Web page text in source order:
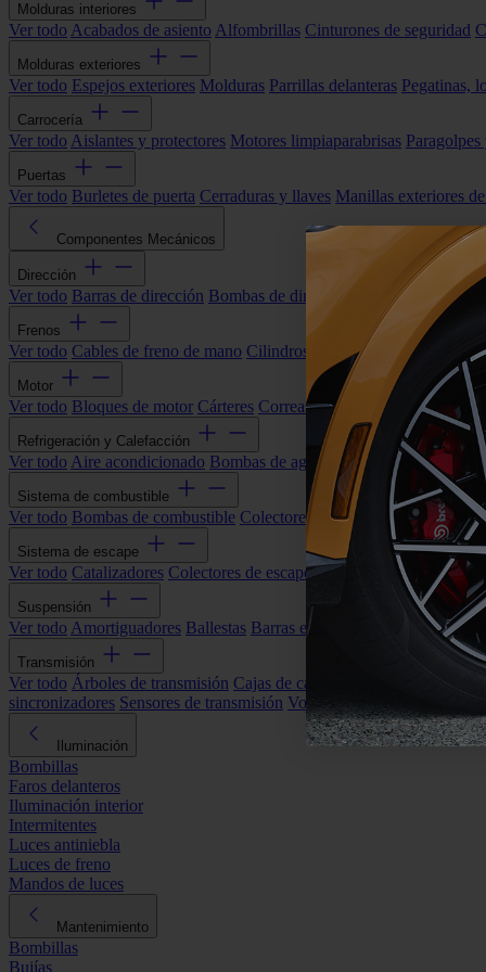
Molduras interiores
Ver todo Acabados de asiento Alfombrillas Cinturones de seguridad
Molduras exteriores
Ver todo Espejos exteriores Molduras Parrillas delanteras Pegatinas,
Carrocería
Ver todo Aislantes y protectores Motores limpiaparabrisas
Puertas
Ver todo Burletes de puerta Cerraduras y llaves Manillas exteriores
Componentes Mecánicos
Dirección
Ver todo Barras de dirección Bombas de dirección asistida
Frenos
Ver todo Cables de freno de mano Cilindros de freno Componentes
Motor
Ver todo Bloques de motor Cárteres Correas alternador Correas y
Refrigeración y Calefacción
Ver todo Aire acondicionado Bombas de agua Electroventiladores
Sistema de combustible
Ver todo Bombas de combustible Colectores de admisión Filtros de
Sistema de escape
Ver todo Catalizadores Colectores de escape Filtros de partículas
Suspensión
Ver todo Amortiguadores Ballestas Barras estabilizadoras Bieletas y
Transmisión
Ver todo Árboles de transmisión Cajas de cambios automáticas
sincronizadores Sensores de transmisión Volantes de motor
Iluminación
Bombillas
Faros delanteros
Iluminación interior
Intermitentes
Luces antiniebla
Luces de freno
Mandos de luces
Mantenimiento
Bombillas
Bujías